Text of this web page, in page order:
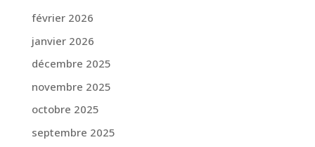
février 2026
janvier 2026
décembre 2025
novembre 2025
octobre 2025
septembre 2025